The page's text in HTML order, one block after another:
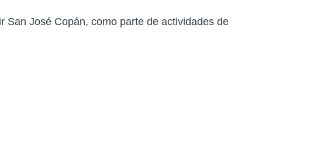
San José Copán, como parte de actividades de